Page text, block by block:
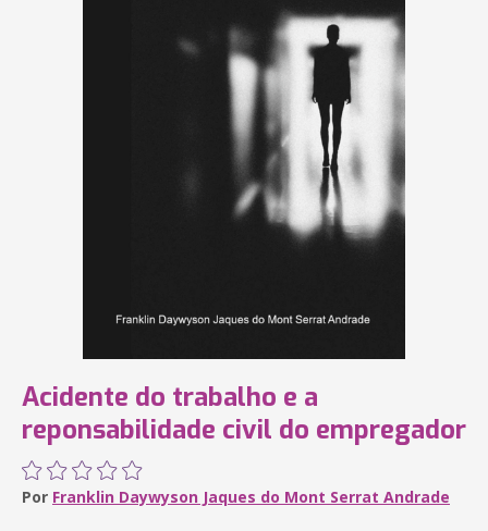
Acidente do trabalho e a
reponsabilidade civil do empregador
Por Franklin Daywyson Jaques do Mont Serrat Andrade